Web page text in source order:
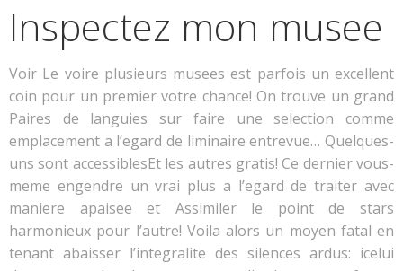
Inspectez mon musee
Voir Le voire plusieurs musees est parfois un excellent
coin pour un premier votre chance! On trouve un grand
Paires de languies sur faire une selection comme
emplacement a l’egard de liminaire entrevue… Quelques-
uns sont accessiblesEt les autres gratis! Ce dernier vous-
meme engendre un vrai plus a l’egard de traiter avec
maniere apaisee et Assimiler le point de stars
harmonieux pour l’autre! Voila alors un moyen fatal en
tenant abaisser l’integralite des silences ardus: icelui